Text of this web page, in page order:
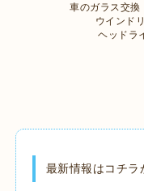
車のガラス交換
ウインド
ヘッドラ
最新情報はコチラ